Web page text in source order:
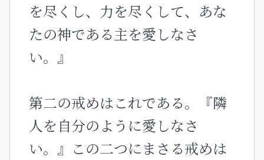
を尽くし、力を尽くして、あな
たの神である主を愛しなさ
い。』
第二の戒めはこれである。『隣
人を自分のように愛しなさ
い。』この二つにまさる戒めは